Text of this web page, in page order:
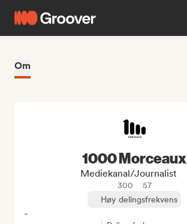
Om
1000 Morceaux
Mediekanal/journalist
300
57
Høy delingsfrekvens
-